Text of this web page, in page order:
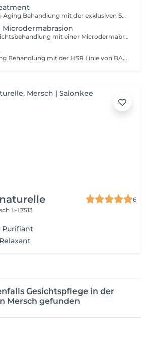
Eine luxuriöse Anti-Aging Behandlung mit der exklusiven SEA CREATION Linie von BABOR. Hochwirksame Tiefsee-Inhaltsstoffe, kombiniert mit warm-kalt Anwendungen sowie Hand- und Armpflege, sorgen für intensive Regeneration und pure Entspannung.
Microdermabrasion
Ergänze deine Gesichtsbehandlung mit einer Microdermabrasion für ein noch verfeinertes und strahlendes Hautbild.
Intensive Anti-Aging Behandlung mit der HSR Linie von BABOR für sichtbar gefestigte und geglättete Haut. Ergänzt durch ein verwöhnendes Hand- und Armpeeling mit Massage.
6
L-L7513
Purifiant
Gesichtspflege in der
Mersch gefunden